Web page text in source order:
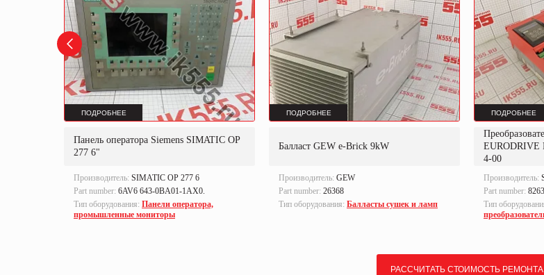
ПОДРОБНЕЕ
Панель оператора Siemens SIMATIC OP
277 6"
Производитель: SIMATIC OP 277 6
Part number: 6AV6 643-0BA01-1AX0.
Тип оборудования: Панели оператора,
промышленные мониторы
ПОДРОБНЕЕ
Балласт GEW e-Brick 9kW
Производитель: GEW
Part number: 26368
Тип оборудования: Балласты сушек и ламп
ПОДРОБНЕЕ
EURODRIVE
4-00
Производитель:
Part number:
Тип
РАССЧИТАТЬ СТОИМОСТЬ РЕМОНТА